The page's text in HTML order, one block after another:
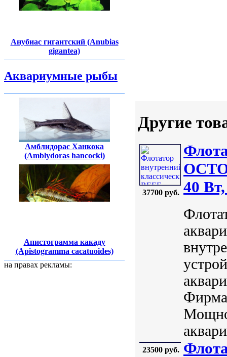
Анубиас гигантский (Anubias
gigantea)
Аквариумные рыбы
Амблидорас Ханкока
(Amblydoras hancocki)
Апистограмма какаду
(Apistogramma cacatuoides)
на правах рекламы:
Другие
37700 руб. 40
23500 руб.